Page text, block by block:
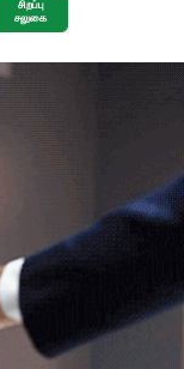
சிறப்பு
சலுகை